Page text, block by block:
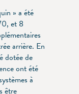
» a été
et 8
arrière. En
dotée de
ont été
à
être